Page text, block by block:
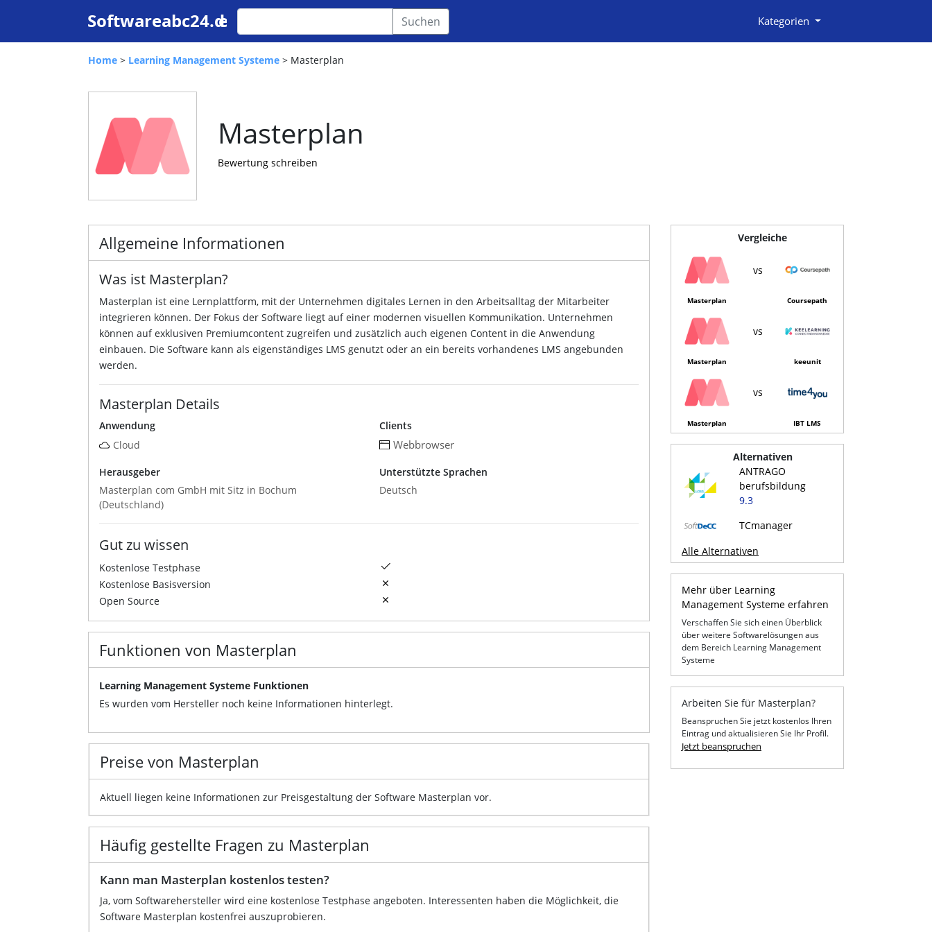
Suchen Kategorien
Home > Learning Management Systeme > Masterplan
Masterplan
Bewertung schreiben
Allgemeine Informationen
Was ist Masterplan?
Masterplan ist eine Lernplattform, mit der Unternehmen digitales Lernen in den Arbeitsalltag der Mitarbeiter
integrieren können. Der Fokus der Software liegt auf einer modernen visuellen Kommunikation. Unternehmen
können auf exklusiven Premiumcontent zugreifen und zusätzlich auch eigenen Content in die Anwendung
einbauen. Die Software kann als eigenständiges LMS genutzt oder an ein bereits vorhandenes LMS angebunden
werden.
Masterplan Details
Anwendung
Cloud
Clients
Webbrowser
Herausgeber
Masterplan com GmbH mit Sitz in Bochum
(Deutschland)
Unterstützte Sprachen
Deutsch
Gut zu wissen
Kostenlose Testphase
Kostenlose Basisversion
Open Source
Funktionen von Masterplan
Learning Management Systeme Funktionen
Es wurden vom Hersteller noch keine Informationen hinterlegt.
Preise von Masterplan
Aktuell liegen keine Informationen zur Preisgestaltung der Software Masterplan vor.
Häufig gestellte Fragen zu Masterplan
Kann man Masterplan kostenlos testen?
Ja, vom Softwarehersteller wird eine kostenlose Testphase angeboten. Interessenten haben die Möglichkeit, die
Software Masterplan kostenfrei auszuprobieren.
Vergleiche
vs
Masterplan Coursepath
vs
Masterplan keeunit
vs
Masterplan IBT LMS
Alternativen
ANTRAGO
berufsbildung
9.3
TCmanager
Alle Alternativen
Mehr über Learning
Management Systeme erfahren
Verschaffen Sie sich einen Überblick
über weitere Softwarelösungen aus
dem Bereich Learning Management
Systeme
Arbeiten Sie für Masterplan?
Beanspruchen Sie jetzt kostenlos Ihren
Eintrag und aktualisieren Sie Ihr Profil.
Jetzt beanspruchen